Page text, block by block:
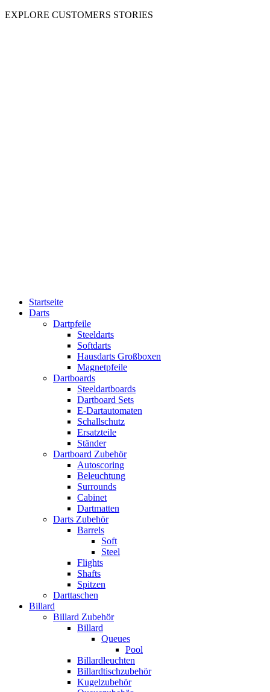
EXPLORE CUSTOMERS STORIES
Startseite
Darts
Dartpfeile
Steeldarts
Softdarts
Hausdarts Großboxen
Magnetpfeile
Dartboards
Steeldartboards
Dartboard Sets
E-Dartautomaten
Schallschutz
Ersatzteile
Ständer
Dartboard Zubehör
Autoscoring
Beleuchtung
Surrounds
Cabinet
Dartmatten
Darts Zubehör
Barrels
Soft
Steel
Flights
Shafts
Spitzen
Darttaschen
Billard
Billard Zubehör
Billard
Queues
Pool
Billardleuchten
Billardtischzubehör
Kugelzubehör